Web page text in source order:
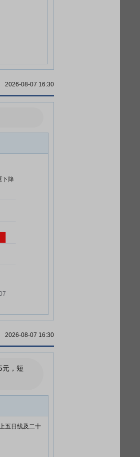
2026-08-07 16:30
2026-08-07 16:30
元，短
五日线及二十